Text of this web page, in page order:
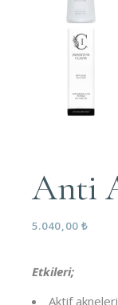
Anti
5.040,00 ₺
Etkileri;
Aktif